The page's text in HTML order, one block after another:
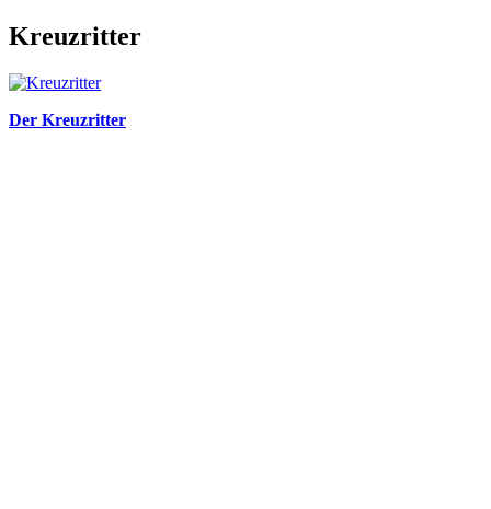
Kreuzritter
Der Kreuzritter